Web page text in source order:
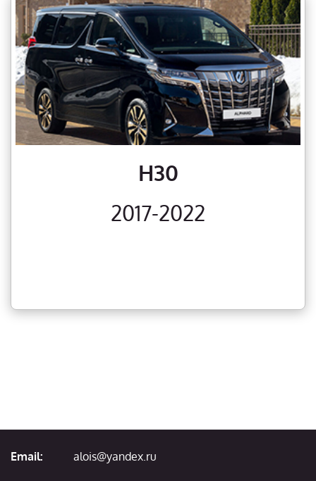
H30
2017-2022
Email: alois@yandex.ru